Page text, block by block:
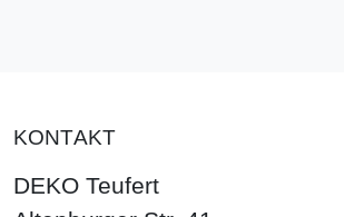
KONTAKT
DEKO Teufert